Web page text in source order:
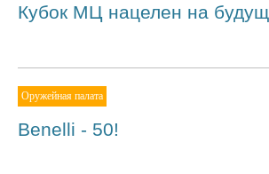
Кубок МЦ нацелен на
Оружейная палата
Benelli - 50!